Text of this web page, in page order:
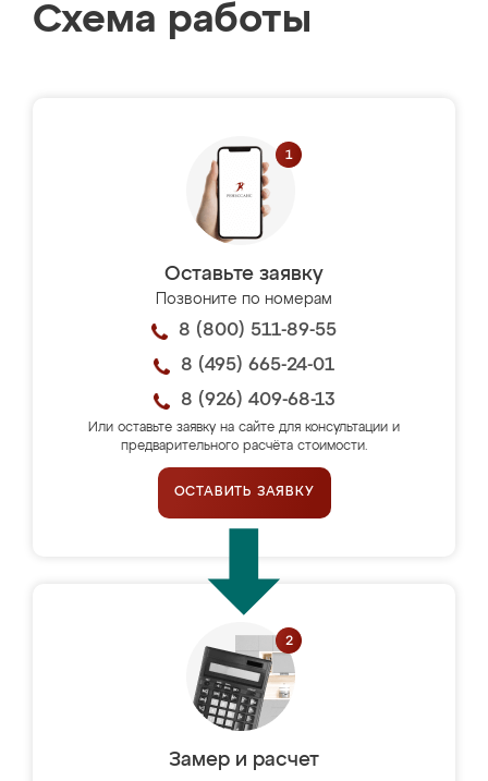
Схема работы
Оставьте заявку
Позвоните по номерам
8 (800) 511-89-55
8 (495) 665-24-01
8 (926) 409-68-13
Или оставьте заявку на сайте для консультации и
предварительного расчёта стоимости.
ОСТАВИТЬ ЗАЯВКУ
Замер и расчет